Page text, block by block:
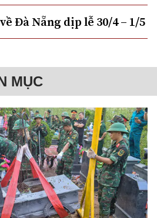
Đà Nẵng dịp lễ 30/4 – 1/5
MỤC